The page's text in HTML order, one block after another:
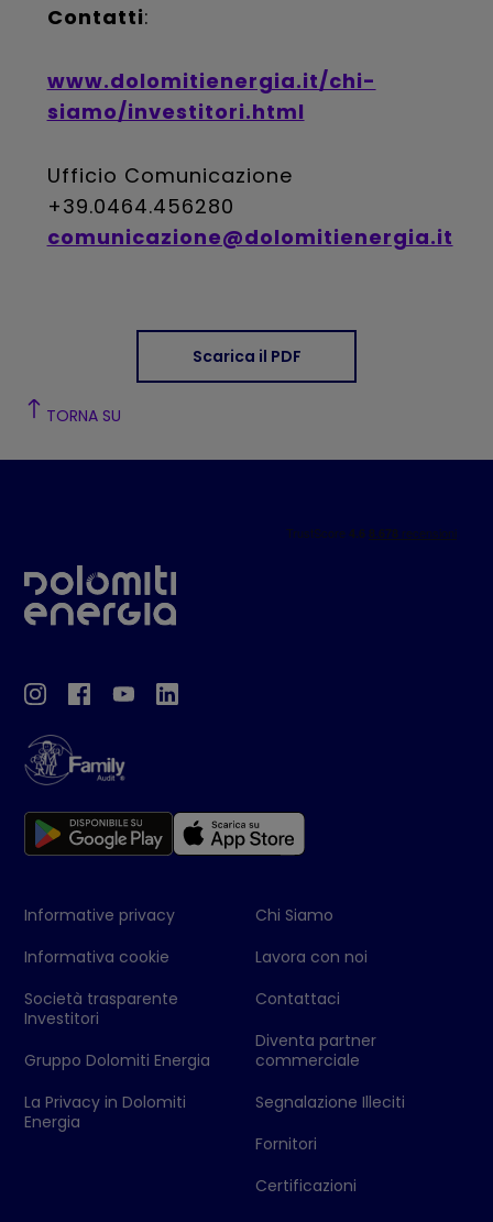
Contatti:
www.dolomitienergia.it/chi-
siamo/investitori.html
Ufficio Comunicazione
+39.0464.456280
comunicazione@dolomitienergia.it
Scarica il PDF
TORNA SU
Informative privacy
Informativa cookie
Società trasparente
Investitori
Gruppo Dolomiti Energia
La Privacy in Dolomiti
Energia
Chi Siamo
Lavora con noi
Contattaci
Diventa partner
commerciale
Segnalazione Illeciti
Fornitori
Certificazioni